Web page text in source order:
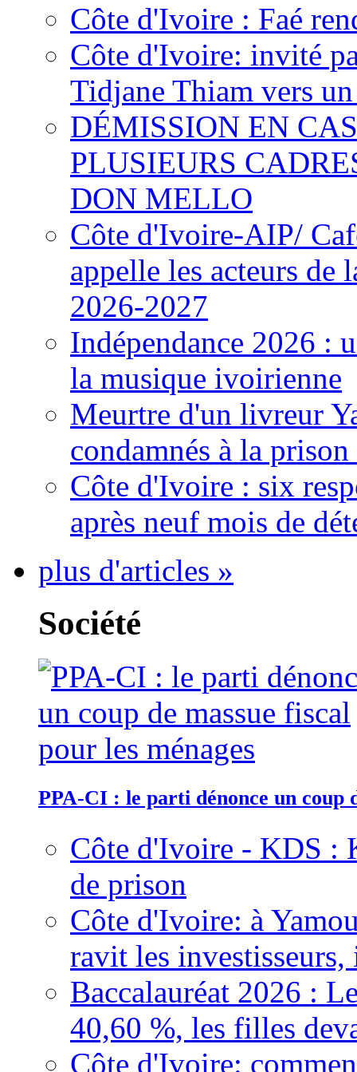
Côte d'Ivoire : Faé
Côte d'Ivoire: invité
Tidjane Thiam vers
DÉMISSION EN
PLUSIEURS
DON MELLO
Côte d'Ivoire-AIP/
appelle les acteurs de
2026-2027
Indépendance 2026 :
la musique ivoirienne
Meurtre d'un livreur
condamnés à la
Côte d'Ivoire : six
après neuf mois de
plus d'articles »
Société
PPA-CI : le parti dénonce un coup
Côte d'Ivoire - KDS :
de prison
Côte d'Ivoire: à
ravit les
Baccalauréat 2026 :
40,60 %, les filles
Côte d'Ivoire: